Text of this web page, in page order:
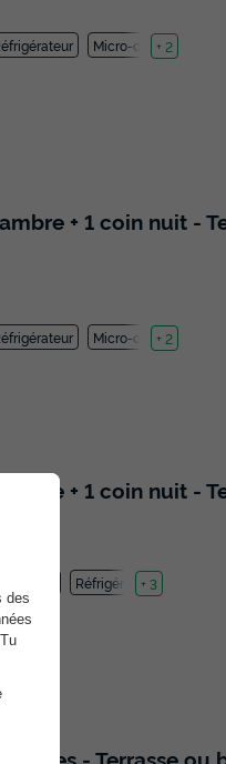
Micro-ondes
+ 2
+ 1 coin nuit -
Micro-ondes
+ 2
+ 1 coin nuit -
Réfrigérateur
+ 3